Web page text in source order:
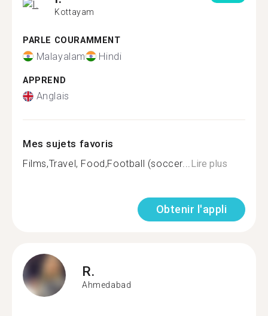
Kottayam
PARLE COURAMMENT
Malayalam Hindi
APPREND
Anglais
Mes sujets favoris
Films,Travel, Food,Football (soccer...Lire plus
Obtenir l'appli
R.
Ahmedabad